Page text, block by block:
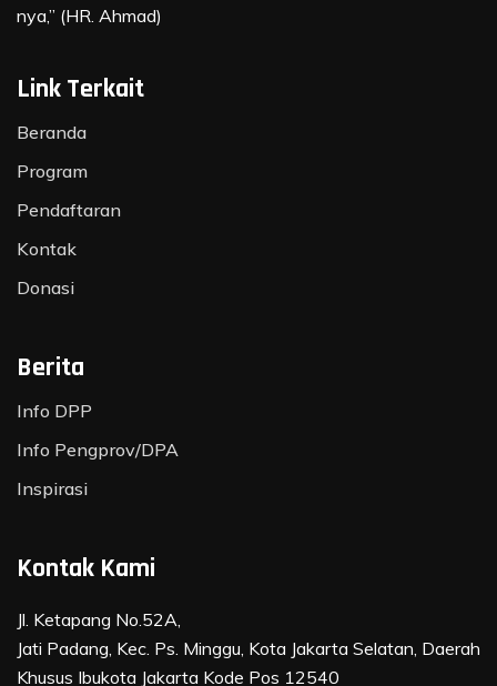
nya,” (HR. Ahmad)
Link Terkait
Beranda
Program
Pendaftaran
Kontak
Donasi
Berita
Info DPP
Info Pengprov/DPA
Inspirasi
Kontak Kami
Jl. Ketapang No.52A,
Jati Padang, Kec. Ps. Minggu, Kota Jakarta Selatan, Daerah
Khusus Ibukota Jakarta Kode Pos 12540